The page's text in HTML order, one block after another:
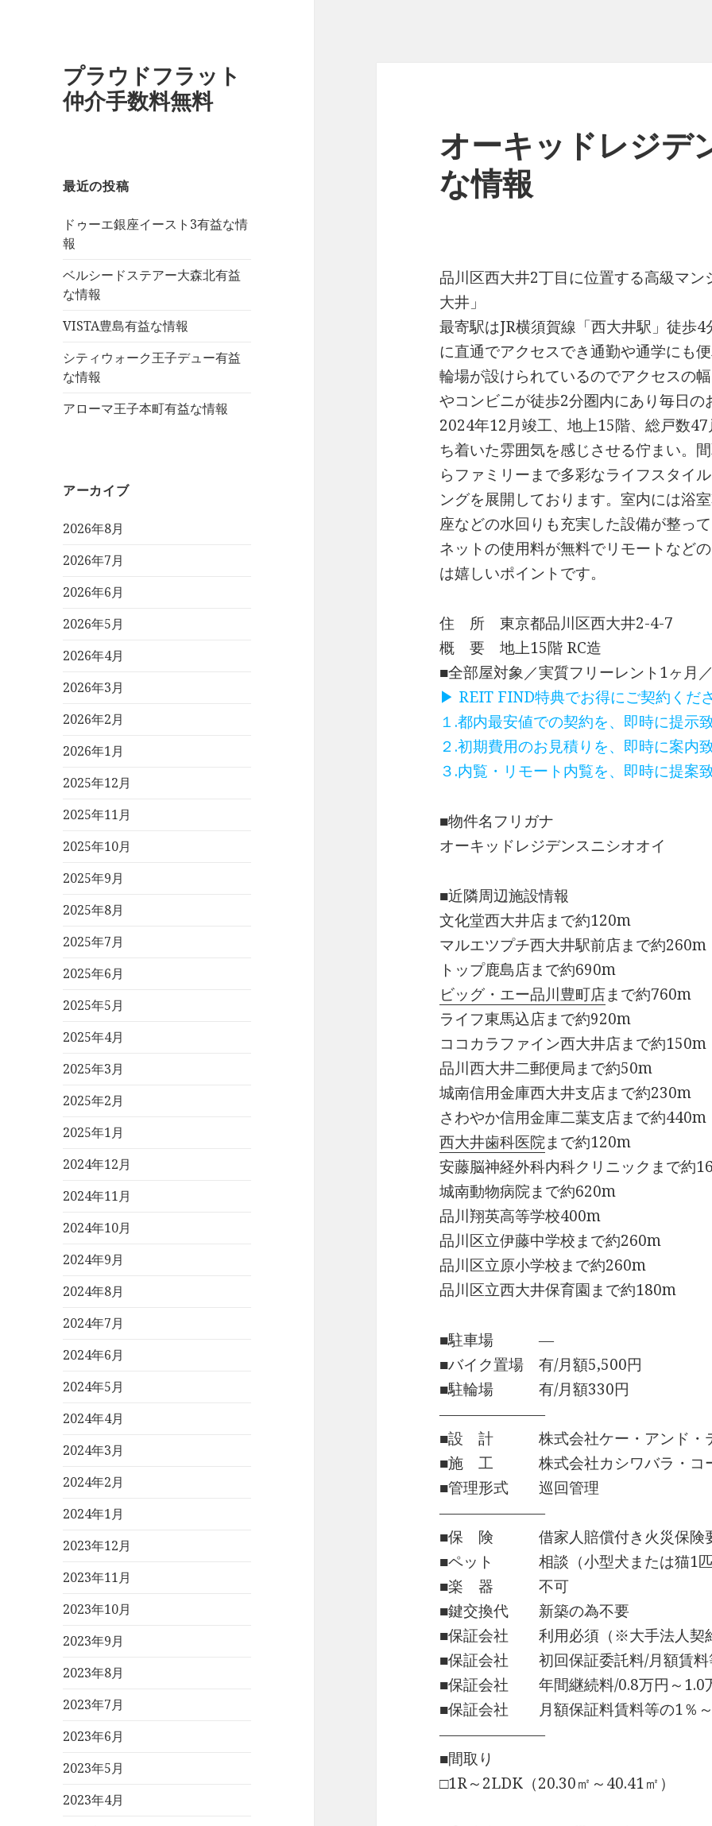
プラウドフラット
仲介手数料無料
最近の投稿
ドゥーエ銀座イースト3有益な情
報
ベルシードステアー大森北有益
な情報
VISTA豊島有益な情報
シティウォーク王子デュー有益
な情報
アローマ王子本町有益な情報
アーカイブ
2026年8月
2026年7月
2026年6月
2026年5月
2026年4月
2026年3月
2026年2月
2026年1月
2025年12月
2025年11月
2025年10月
2025年9月
2025年8月
2025年7月
2025年6月
2025年5月
2025年4月
2025年3月
2025年2月
2025年1月
2024年12月
2024年11月
2024年10月
2024年9月
2024年8月
2024年7月
2024年6月
2024年5月
2024年4月
2024年3月
2024年2月
2024年1月
2023年12月
2023年11月
2023年10月
2023年9月
2023年8月
2023年7月
2023年6月
2023年5月
2023年4月
オーキッドレジデ
な情報
品川区西大井2丁目に位置する高級マ
大井」
最寄駅はJR横須賀線「西大井駅」徒歩
に直通でアクセスでき通勤や通学にも
輪場が設けられているのでアクセスの
やコンビニが徒歩2分圏内にあり毎日
2024年12月竣工、地上15階、総戸数
ち着いた雰囲気を感じさせる佇まい。
らファミリーまで多彩なライフスタイ
ングを展開しております。室内には浴
座などの水回りも充実した設備が整っ
ネットの使用料が無料でリモートなど
は嬉しいポイントです。
住 所 東京都品川区西大井2-4-7
概 要 地上15階 RC造
■全部屋対象／実質フリーレント1ヶ月
▶ REIT FIND特典でお得にご契約くだ
１.都内最安値での契約を、即時に提示
２.初期費用のお見積りを、即時に案内
３.内覧・リモート内覧を、即時に提案
■物件名フリガナ
オーキッドレジデンスニシオオイ
■近隣周辺施設情報
文化堂西大井店まで約120m
マルエツプチ西大井駅前店まで約260m
トップ鹿島店まで約690m
ビッグ・エー品川豊町店まで約760m
ライフ東馬込店まで約920m
ココカラファイン西大井店まで約150m
品川西大井二郵便局まで約50m
城南信用金庫西大井支店まで約230m
さわやか信用金庫二葉支店まで約440m
西大井歯科医院まで約120m
安藤脳神経外科内科クリニックまで約
城南動物病院まで約620m
品川翔英高等学校400m
品川区立伊藤中学校まで約260m
品川区立原小学校まで約260m
品川区立西大井保育園まで約180m
■駐車場 ―
■バイク置場 有/月額5,500円
■駐輪場 有/月額330円
―――――――
■設 計 株式会社ケー・アンド・テ
■施 工 株式会社カシワバラ・コー
■管理形式 巡回管理
―――――――
■保 険 借家人賠償付き火災保険
■ペット 相談（小型犬または猫1匹
■楽 器 不可
■鍵交換代 新築の為不要
■保証会社 利用必須（※大手法人契
■保証会社 初回保証委託料/月額賃料
■保証会社 年間継続料/0.8万円～1.0
■保証会社 月額保証料賃料等の1％
―――――――
■間取り
□1R～2LDK（20.30㎡～40.41㎡）